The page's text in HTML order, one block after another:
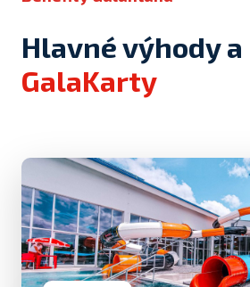
Hlavné výhody a
GalaKarty